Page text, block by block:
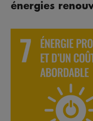
énergies